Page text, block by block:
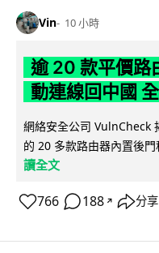
Vin 10 小時
逾 20 款平價路
動連線回中國
網絡安全公司 VulnCheck
的 20 多款路由器內置後
讀全文
766 188 ↗ 分享